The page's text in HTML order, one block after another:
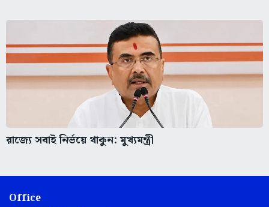
রাজ্যে সবাই নির্ভয়ে থাকুন: মুখ্যমন্ত্রী
Office